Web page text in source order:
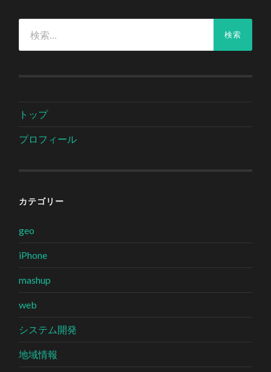
索:
トップ
プロフィール
カテゴリー
geo
iPhone
mashup
web
システム開発
地域情報